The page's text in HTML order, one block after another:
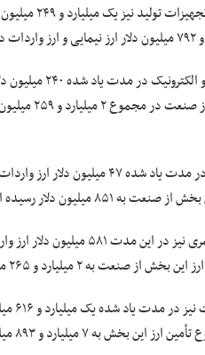
بخش ماشین
صنایع
این اساس
منسوجات و پوشاک در مدت یاد
۸۵۱ میلیون دلار رسیده است.
صنایع شیمیایی و پلیمری
به ۲ میلیارد و ۲۶۵ میلیون دلار رسید.
۷ میلیارد و ۸۹۳ میلیون دلار رسیده است.